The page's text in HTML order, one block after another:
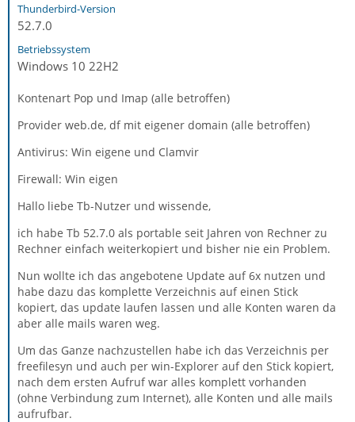
Thunderbird-Version
52.7.0
Betriebssystem
Windows 10 22H2
Kontenart Pop und Imap (alle betroffen)
Provider web.de, df mit eigener domain (alle betroffen)
Antivirus: Win eigene und Clamvir
Firewall: Win eigen
Hallo liebe Tb-Nutzer und wissende,
ich habe Tb 52.7.0 als portable seit Jahren von Rechner zu
Rechner einfach weiterkopiert und bisher nie ein Problem.
Nun wollte ich das angebotene Update auf 6x nutzen und
habe dazu das komplette Verzeichnis auf einen Stick
kopiert, das update laufen lassen und alle Konten waren da
aber alle mails waren weg.
Um das Ganze nachzustellen habe ich das Verzeichnis per
freefilesyn und auch per win-Explorer auf den Stick kopiert,
nach dem ersten Aufruf war alles komplett vorhanden
(ohne Verbindung zum Internet), alle Konten und alle mails
aufrufbar.